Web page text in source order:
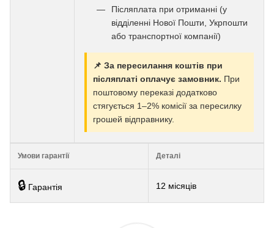
Післяплата при отриманні (у
відділенні Нової Пошти, Укрпошти
або транспортної компанії)
📌 За пересилання коштів при
післяплаті оплачує замовник. При
поштовому переказі додатково
стягується 1–2% комісії за пересилку
грошей відправнику.
Умови гарантії Деталі
🔒 Гарантія 12 місяців